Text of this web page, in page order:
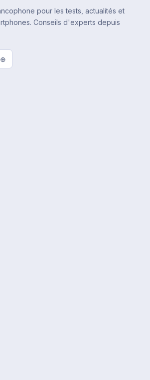
pour les tests, actualités et
Conseils d'experts depuis
⊕